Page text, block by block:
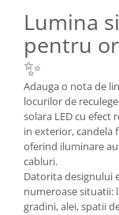
Lumina
pentru
✨
Adauga o nota de
locurilor de
solara LED cu efect
in exterior, candela
oferind iluminare
cabluri.
Datorita designului
numeroase situatii:
gradini, alei, spatii